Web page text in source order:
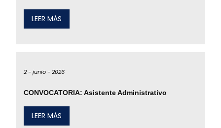
LEER MÁS
2 -junio -2026
CONVOCATORIA: Asistente Administrativo
LEER MÁS